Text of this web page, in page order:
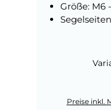
Größe: M6
Preise inkl.